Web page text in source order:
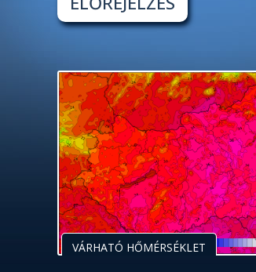
VÁRHATÓ HŐMÉRSÉKLET